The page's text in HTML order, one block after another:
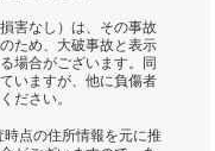
害なし）は、その事故
ため、大破事故と表示
場合がございます。同
いますが、他に負傷者
ださい。
点の住所情報を元に推